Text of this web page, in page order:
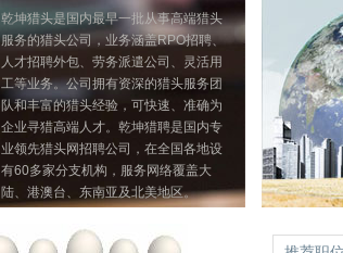
乾坤猎头是国内最早一批从事高端猎头
服务的猎头公司，业务涵盖RPO招聘、
人才招聘外包、劳务派遣公司、灵活用
工等业务。公司拥有资深的猎头服务团
队和丰富的猎头经验，可快速、准确为
企业寻猎高端人才。乾坤猎聘是国内专
业领先猎头网招聘公司，在全国各地设
有60多家分支机构，服务网络覆盖大
陆、港澳台、东南亚及北美地区。